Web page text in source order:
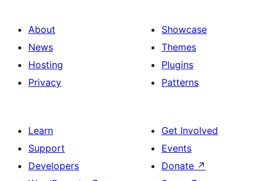
About
News
Hosting
Privacy
Showcase
Themes
Plugins
Patterns
Learn
Support
Developers
Get Involved
Events
Donate ↗